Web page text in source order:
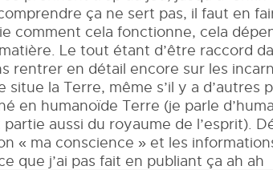
ça ne sert pas, il faut en
comment cela fonctionne, cela
Le tout étant d’être raccord
rentrer en détail encore sur les
la Terre, même s’il y a d’autres
en humanoïde Terre (je parle
aussi du royaume de l’esprit).
« ma conscience » et les
que j’ai pas fait en publiant ça ah ah